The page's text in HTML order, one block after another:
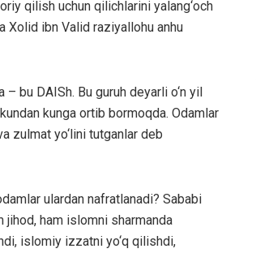
qilish uchun qilichlarini yalang‘och
Xolid ibn Valid raziyallohu anhu
bu DAISh. Bu guruh deyarli o‘n yil
kunga ortib bormoqda. Odamlar
zulmat yo‘lini tutganlar deb
ulardan nafratlanadi? Sababi
jihod, ham islomni sharmanda
islomiy izzatni yo‘q qilishdi,